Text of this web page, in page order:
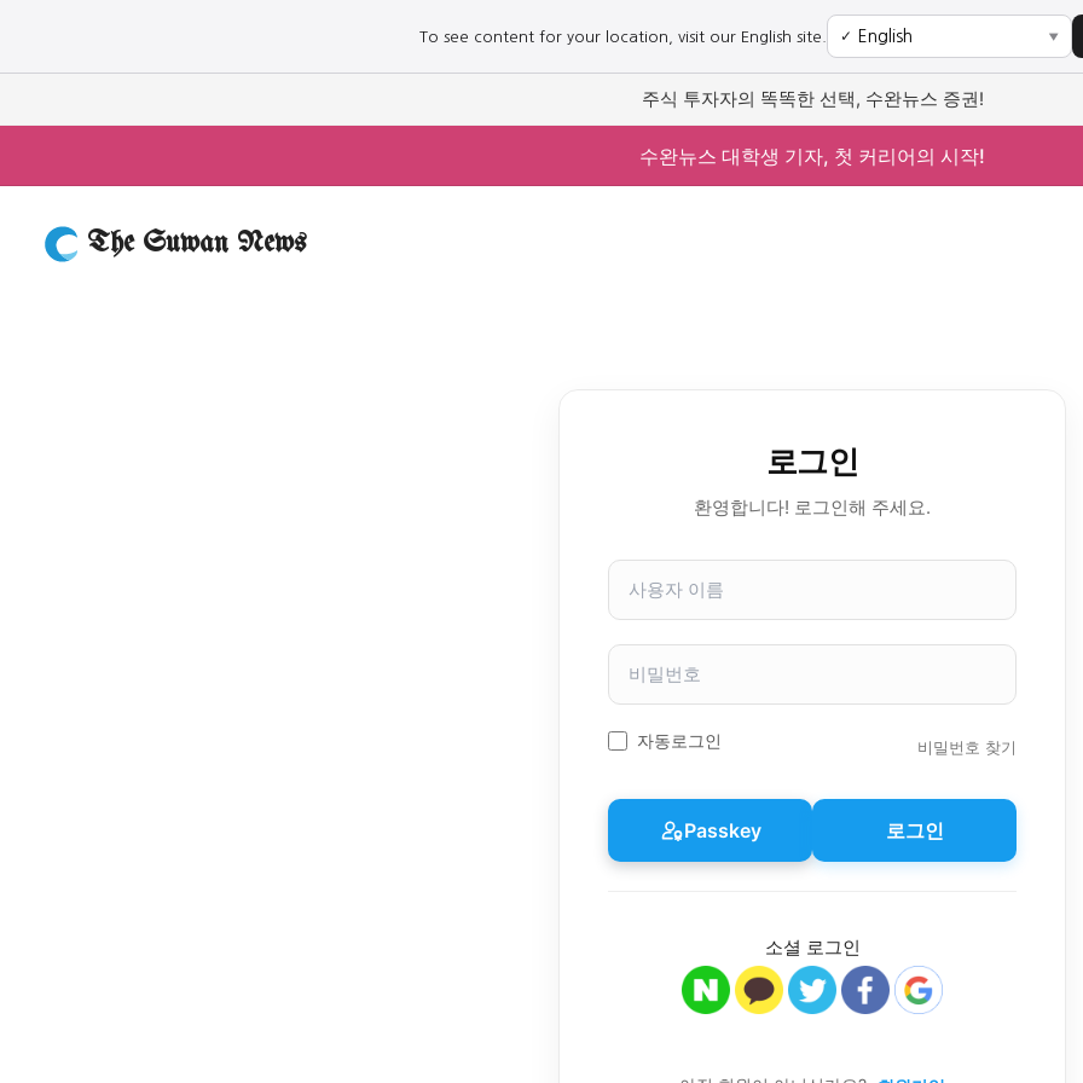
To see content for your location, visit our English site. ✓ ▼
주식 투자자의 똑똑한 선택, 수완뉴스 증권!
수완뉴스 대학생 기자, 첫 커리어의 시작!
The Suwan News
로그인
환영합니다! 로그인해 주세요.
사
자
이
비
번
호
자동로그인 비밀번호 찾기
Passkey 로그인
소셜 로그인